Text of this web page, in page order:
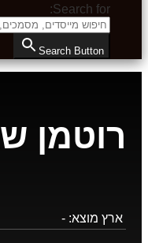
Search for:
Search Button
רוטמן
ארץ מוצא: -